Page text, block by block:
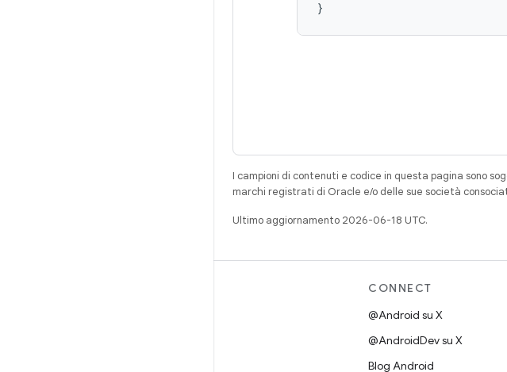
I campioni di contenuti e codice in questa pagina sono
marchi registrati di Oracle e/o delle sue società
Ultimo aggiornamento 2026-06-18 UTC.
CONNECT
@Android su X
@AndroidDev su X
Blog Android